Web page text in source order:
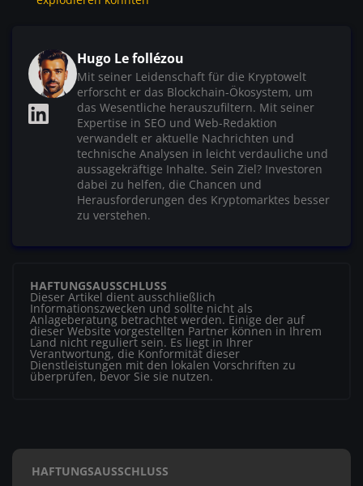
Hugo Le follézou
Mit seiner Leidenschaft für die Kryptowelt
erforscht er das Blockchain-Ökosystem, um
das Wesentliche herauszufiltern. Mit seiner
Expertise in SEO und Web-Redaktion
verwandelt er aktuelle Nachrichten und
technische Analysen in leicht verdauliche und
aussagekräftige Inhalte. Sein Ziel? Investoren
dabei zu helfen, die Chancen und
Herausforderungen des Kryptomarktes besser
zu verstehen.
HAFTUNGSAUSSCHLUSS
Dieser Artikel dient ausschließlich
Informationszwecken und sollte nicht als
Anlageberatung betrachtet werden. Einige der auf
dieser Website vorgestellten Partner können in Ihrem
Land nicht reguliert sein. Es liegt in Ihrer
Verantwortung, die Konformität dieser
Dienstleistungen mit den lokalen Vorschriften zu
überprüfen, bevor Sie sie nutzen.
HAFTUNGSAUSSCHLUSS